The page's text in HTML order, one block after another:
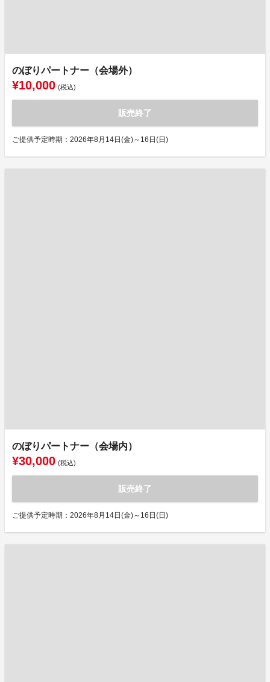
のぼりパートナー（会場外）
¥10,000 (税込)
販売終了
ご提供予定時期：2026年8月14日(金)～16日(日)
のぼりパートナー（会場内）
¥30,000 (税込)
販売終了
ご提供予定時期：2026年8月14日(金)～16日(日)